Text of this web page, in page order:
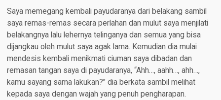
Saya memegang kembali payudaranya dari belakang sambil
saya remas-remas secara perlahan dan mulut saya menjilati
belakangnya lalu lehernya telinganya dan semua yang bisa
dijangkau oleh mulut saya agak lama. Kemudian dia mulai
mendesis kembali menikmati ciuman saya dibadan dan
remasan tangan saya di payudaranya, “Ahh…, aahh…, ahh…,
kamu sayang sama lakukan?” dia berkata sambil melihat
kepada saya dengan wajah yang penuh pengharapan.